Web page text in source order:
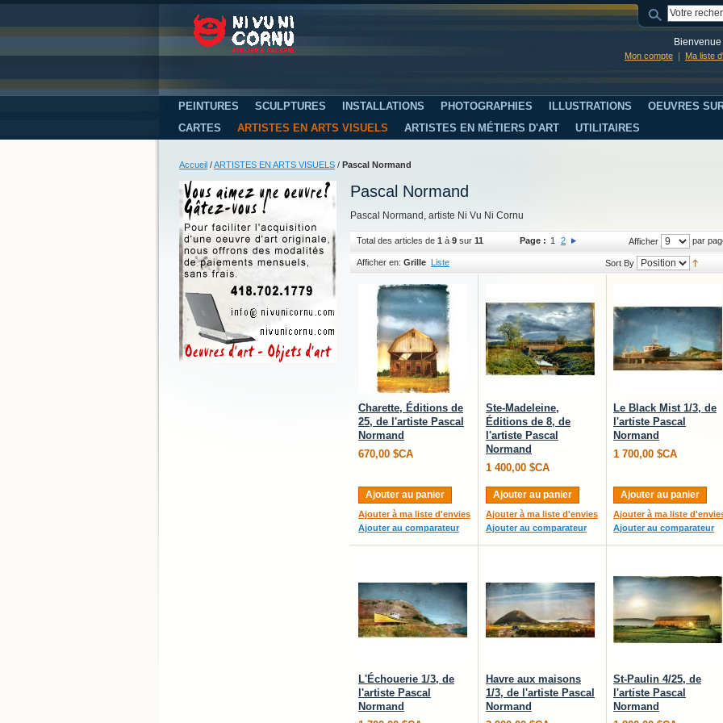
Mon compte Ma liste
PEINTURES SCULPTURES INSTALLATIONS PHOTOGRAPHIES ILLUSTRATIONS
OEUVRES
CARTES
ARTISTES EN ARTS VISUELS ARTISTES EN MÉTIERS D'ART UTILITAIRES
Accueil /ARTISTES EN ARTS VISUELS / Pascal Normand
Pascal Normand
Pascal Normand, artiste Ni Vu Ni Cornu
Total des articles de 1 à 9 sur 11 Afficher par
Page : 1 2
Afficher en: Grille Liste Sort By
Charette, Éditions de
25, de l'artiste Pascal
Normand
670,00 $CA
Ajouter au panier
Ajouter à ma liste d'envies
Ajouter au comparateur
Ste-Madeleine,
Éditions de 8, de
l'artiste Pascal
Normand
1 400,00 $CA
Ajouter au panier
Ajouter à ma liste d'envies
Ajouter au comparateur
Le Black Mist 1/3, de
l'artiste Pascal
Normand
1 700,00 $CA
Ajouter au panier
Ajouter à ma liste
Ajouter au comparateur
L'Échouerie 1/3, de
l'artiste Pascal
Normand
Havre aux maisons
1/3, de l'artiste Pascal
Normand
St-Paulin 4/25, de
l'artiste Pascal
Normand